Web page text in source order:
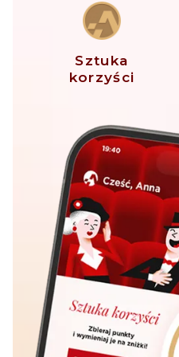
Sztuka
korzyści